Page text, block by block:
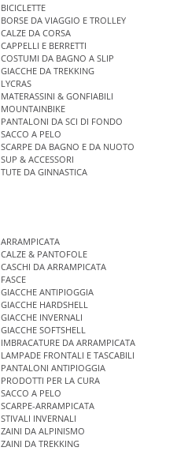
BICICLETTE
BORSE DA VIAGGIO E TROLLEY
CALZE DA CORSA
CAPPELLI E BERRETTI
COSTUMI DA BAGNO A SLIP
GIACCHE DA TREKKING
LYCRAS
MATERASSINI & GONFIABILI
MOUNTAINBIKE
PANTALONI DA SCI DI FONDO
SACCO A PELO
SCARPE DA BAGNO E DA NUOTO
SUP & ACCESSORI
TUTE DA GINNASTICA
ARRAMPICATA
CALZE & PANTOFOLE
CASCHI DA ARRAMPICATA
FASCE
GIACCHE ANTIPIOGGIA
GIACCHE HARDSHELL
GIACCHE INVERNALI
GIACCHE SOFTSHELL
IMBRACATURE DA ARRAMPICATA
LAMPADE FRONTALI E TASCABILI
PANTALONI ANTIPIOGGIA
PRODOTTI PER LA CURA
SACCO A PELO
SCARPE-ARRAMPICATA
STIVALI INVERNALI
ZAINI DA ALPINISMO
ZAINI DA TREKKING